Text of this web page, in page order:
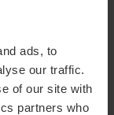
ads, to
our traffic.
of our site with
partners who